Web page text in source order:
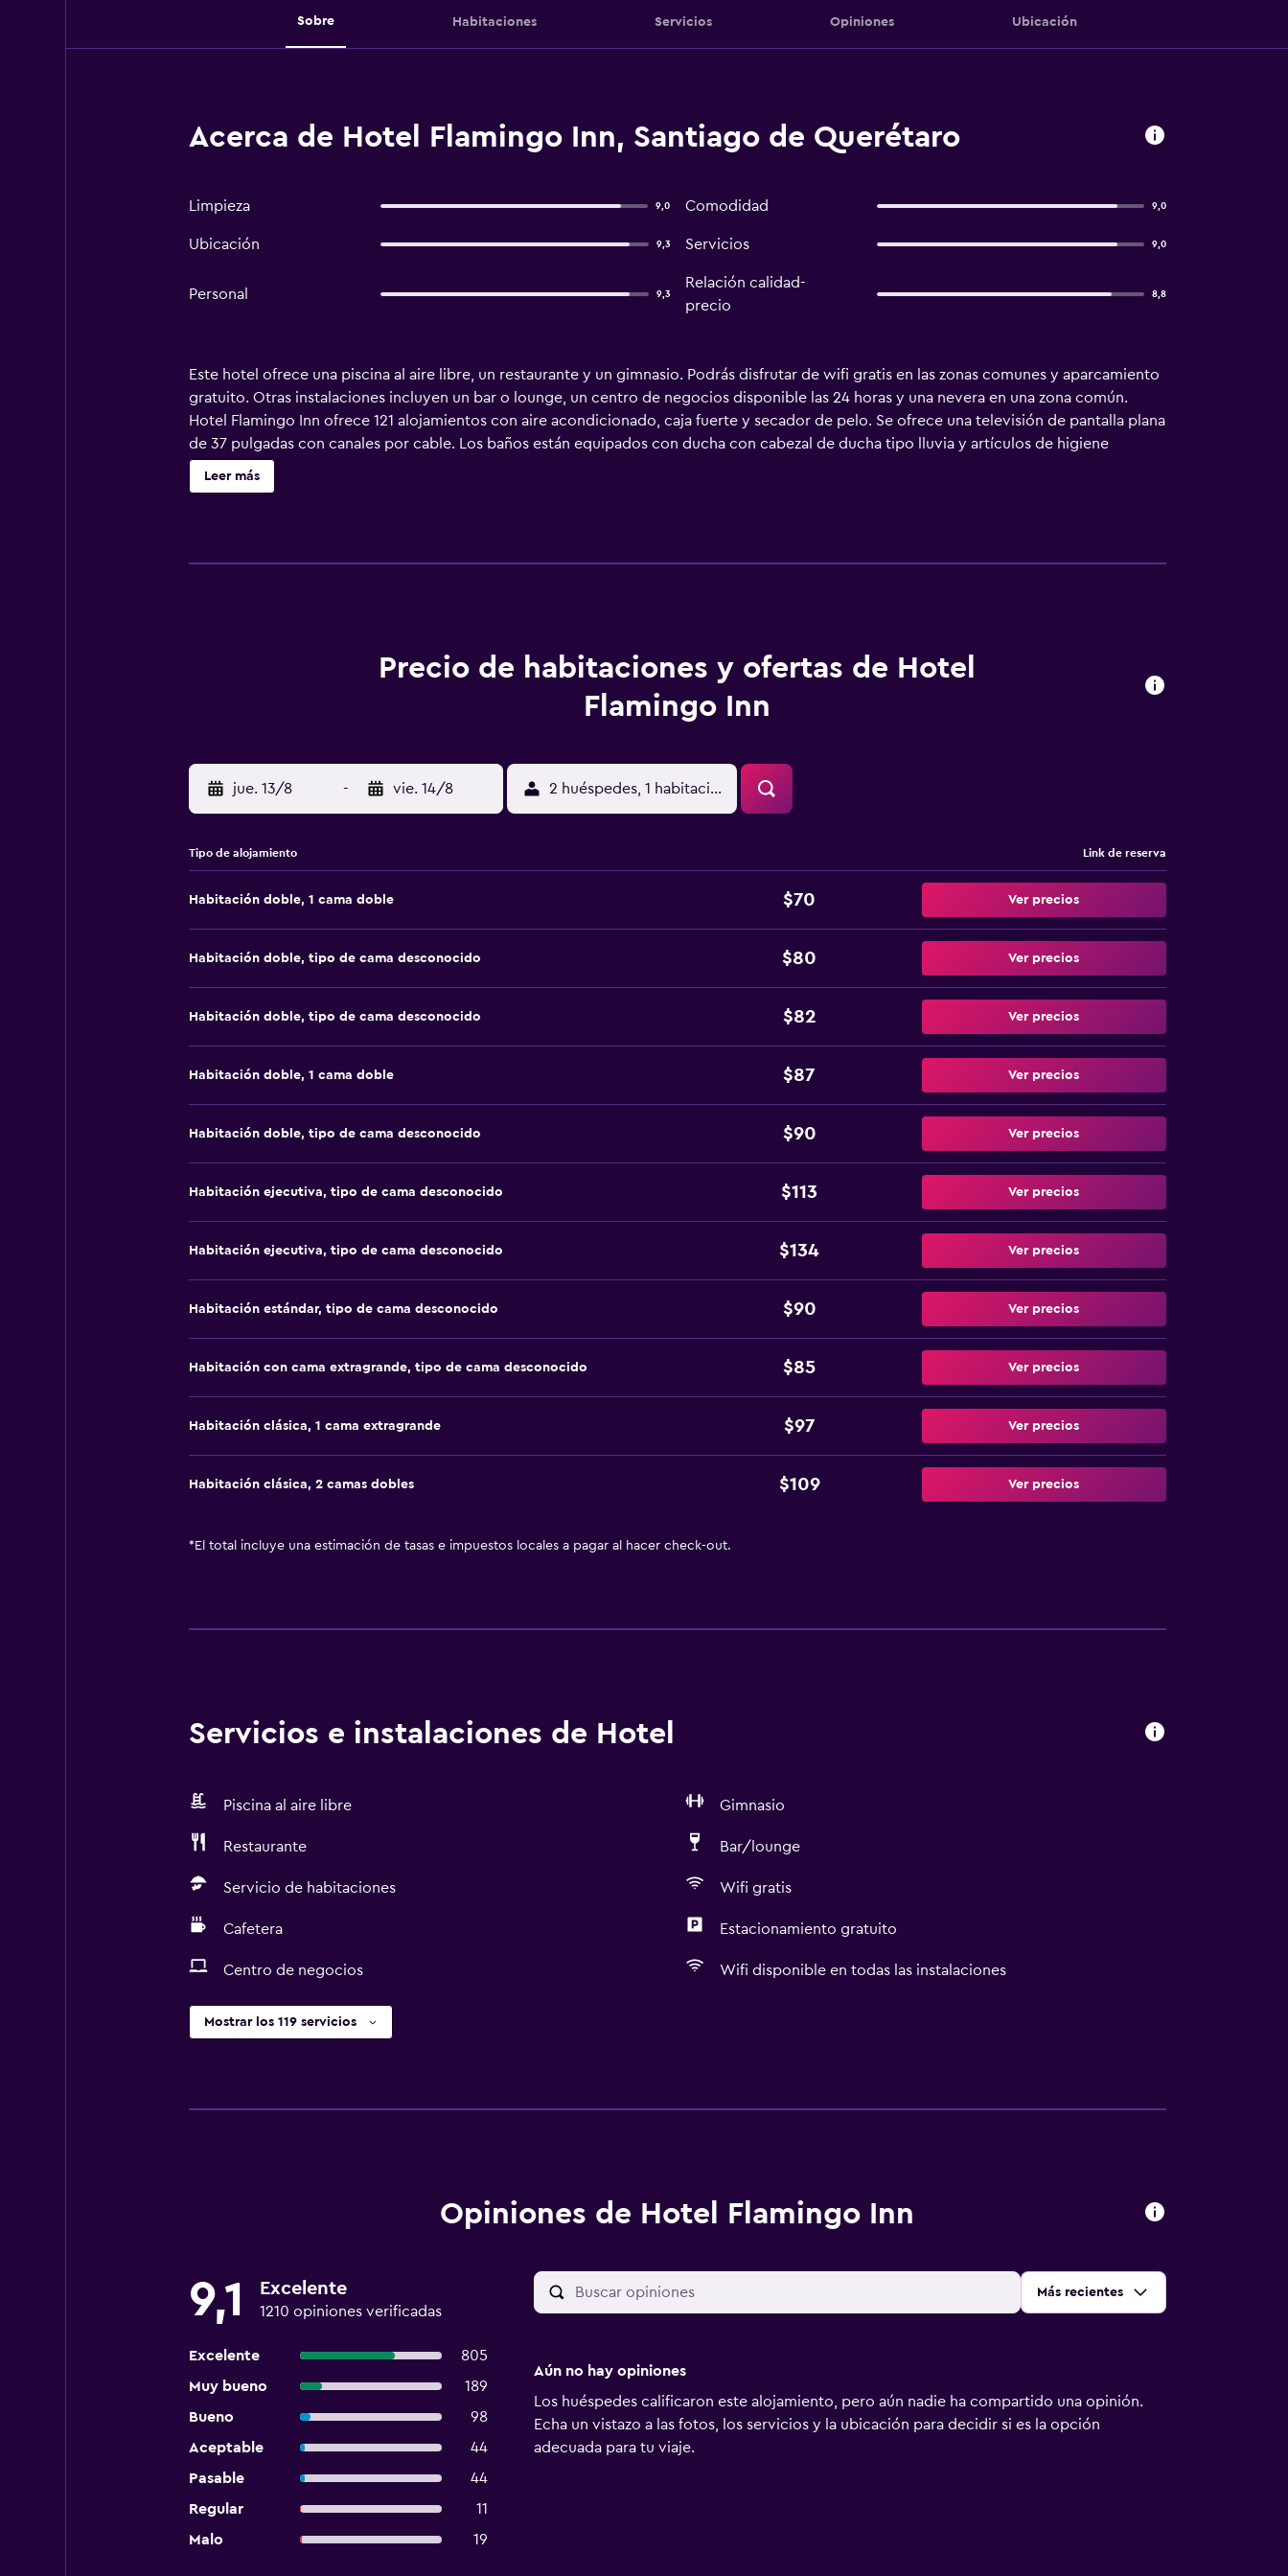
Sobre Habitaciones Servicios Opiniones Ubicación
Acerca de Hotel Flamingo Inn, Santiago de Querétaro
Limpieza 9,0 Comodidad 9,0
Ubicación 9,3 Servicios 9,0
Personal 9,3
Relación calidad-
precio
8,8
Este hotel ofrece una piscina al aire libre, un restaurante y un gimnasio. Podrás disfrutar de wifi gratis en las zonas comunes y aparcamiento
gratuito. Otras instalaciones incluyen un bar o lounge, un centro de negocios disponible las 24 horas y una nevera en una zona común.
Hotel Flamingo Inn ofrece 121 alojamientos con aire acondicionado, caja fuerte y secador de pelo. Se ofrece una televisión de pantalla plana
de 37 pulgadas con canales por cable. Los baños están equipados con ducha con cabezal de ducha tipo lluvia y artículos de higiene
personal gratuitos. Este hotel en Querétaro ofrece acceso a Internet wifi gratis. Entre las comodidades especialmente pensadas para las
personas en viaje de negocios se incluyen escritorio, sillas de oficina y teléfono. Las habitaciones también incluyen tabla de planchar con
Leer más
Precio de habitaciones y ofertas de Hotel
Flamingo Inn
jue. 13/8 - vie. 14/8 2 huéspedes, 1 habitación
Tipo de alojamiento Link de reserva
Habitación doble, 1 cama doble $70 Ver precios
Habitación doble, tipo de cama desconocido $80 Ver precios
Habitación doble, tipo de cama desconocido $82 Ver precios
Habitación doble, 1 cama doble $87 Ver precios
Habitación doble, tipo de cama desconocido $90 Ver precios
Habitación ejecutiva, tipo de cama desconocido $113 Ver precios
Habitación ejecutiva, tipo de cama desconocido $134 Ver precios
Habitación estándar, tipo de cama desconocido $90 Ver precios
Habitación con cama extragrande, tipo de cama desconocido $85 Ver precios
Habitación clásica, 1 cama extragrande $97 Ver precios
Habitación clásica, 2 camas dobles $109 Ver precios
* El total incluye una estimación de tasas e impuestos locales a pagar al hacer check-out.
Servicios e instalaciones de Hotel
Piscina al aire libre Gimnasio
Restaurante Bar/lounge
Servicio de habitaciones Wifi gratis
Cafetera Estacionamiento gratuito
Centro de negocios Wifi disponible en todas las instalaciones
Mostrar los 119 servicios
Opiniones de Hotel Flamingo Inn
9,1 Excelente
1210 opiniones verificadas
Excelente
805
Muy bueno
189
Bueno
98
Aceptable
44
Pasable
44
Regular
11
Malo
19
Ordenar por:
Más recientes
Aún no hay opiniones
Los huéspedes calificaron este alojamiento, pero aún nadie ha compartido una opinión.
Echa un vistazo a las fotos, los servicios y la ubicación para decidir si es la opción
adecuada para tu viaje.